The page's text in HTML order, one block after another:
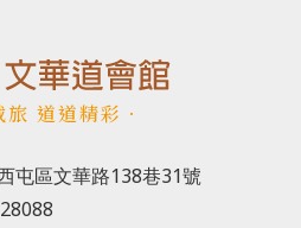
旅 道道精彩．
屯區文華路138巷31號